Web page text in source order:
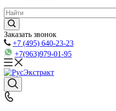
Заказать звонок
+7 (495) 640-23-23
+7(963)979-01-95